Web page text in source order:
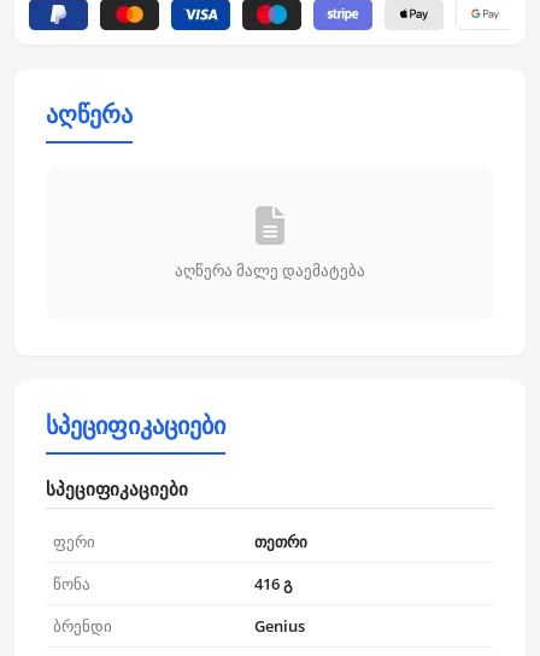
აღწერა
აღწერა მალე დაემატება
სპეციფიკაციები
სპეციფიკაციები
ფერი
თეთრი
წონა
416 გ
ბრენდი
Genius